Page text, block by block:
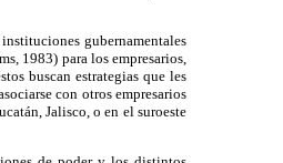
gubernamentales
1983) para los empresarios,
buscan estrategias que les
con otros empresarios
Jalisco, o en el suroeste